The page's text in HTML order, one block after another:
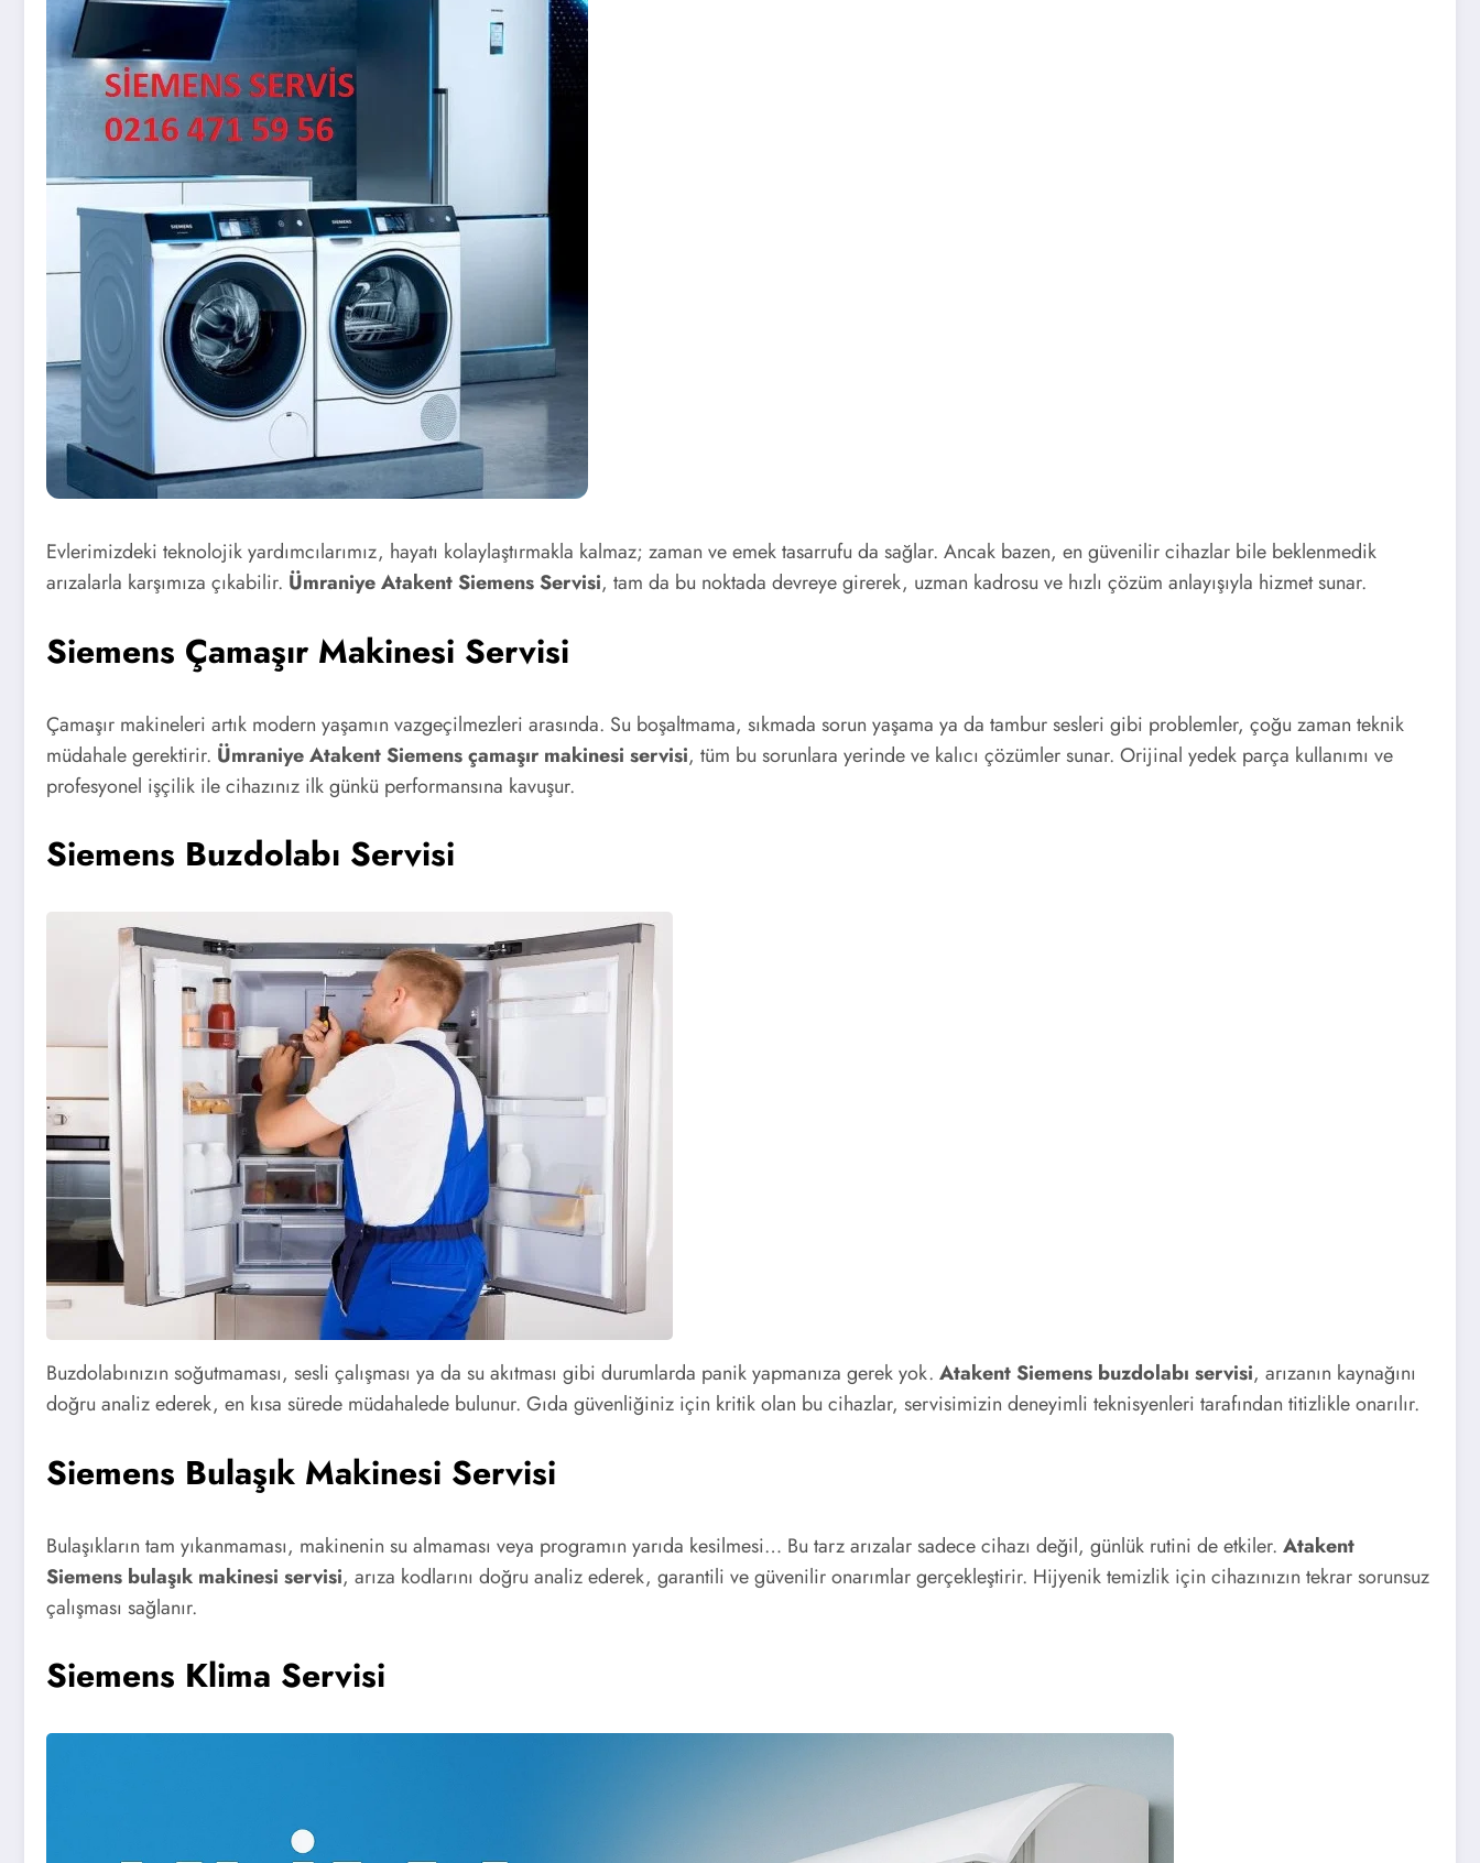
Evlerimizdeki teknolojik yardımcılarımız, hayatı kolaylaştırmakla kalmaz; zaman ve emek tasarrufu da sağlar. Ancak bazen, en güvenilir cihazlar bile beklenmedik
arızalarla karşımıza çıkabilir. Ümraniye Atakent Siemens Servisi, tam da bu noktada devreye girerek, uzman kadrosu ve hızlı çözüm anlayışıyla hizmet sunar.
Siemens Çamaşır Makinesi Servisi
Çamaşır makineleri artık modern yaşamın vazgeçilmezleri arasında. Su boşaltmama, sıkmada sorun yaşama ya da tambur sesleri gibi problemler, çoğu zaman teknik
müdahale gerektirir. Ümraniye Atakent Siemens çamaşır makinesi servisi, tüm bu sorunlara yerinde ve kalıcı çözümler sunar. Orijinal yedek parça kullanımı ve
profesyonel işçilik ile cihazınız ilk günkü performansına kavuşur.
Siemens Buzdolabı Servisi
Buzdolabınızın soğutmaması, sesli çalışması ya da su akıtması gibi durumlarda panik yapmanıza gerek yok. Atakent Siemens buzdolabı servisi, arızanın kaynağını
doğru analiz ederek, en kısa sürede müdahalede bulunur. Gıda güvenliğiniz için kritik olan bu cihazlar, servisimizin deneyimli teknisyenleri tarafından titizlikle onarılır.
Siemens Bulaşık Makinesi Servisi
Bulaşıkların tam yıkanmaması, makinenin su almaması veya programın yarıda kesilmesi… Bu tarz arızalar sadece cihazı değil, günlük rutini de etkiler. Atakent
Siemens bulaşık makinesi servisi, arıza kodlarını doğru analiz ederek, garantili ve güvenilir onarımlar gerçekleştirir. Hijyenik temizlik için cihazınızın tekrar sorunsuz
çalışması sağlanır.
Siemens Klima Servisi